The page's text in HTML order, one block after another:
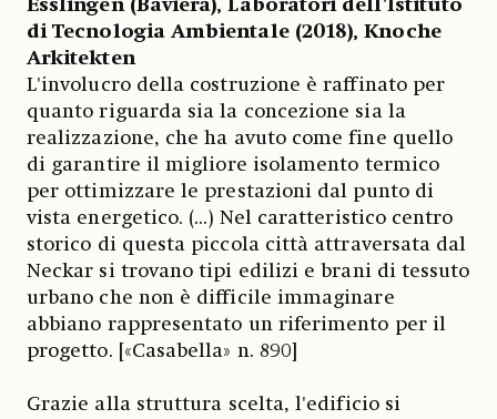
Esslingen (Baviera), Laboratori dell'Istituto
di Tecnologia Ambientale (2018), Knoche
Arkitekten
L'involucro della costruzione è raffinato per
quanto riguarda sia la concezione sia la
realizzazione, che ha avuto come fine quello
di garantire il migliore isolamento termico
per ottimizzare le prestazioni dal punto di
vista energetico. (...) Nel caratteristico centro
storico di questa piccola città attraversata dal
Neckar si trovano tipi edilizi e brani di tessuto
urbano che non è difficile immaginare
abbiano rappresentato un riferimento per il
progetto. [«Casabella» n. 890]
Grazie alla struttura scelta, l'edificio si